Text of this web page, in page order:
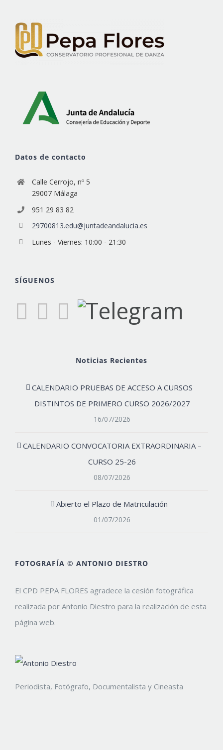
Datos de contacto
Calle Cerrojo, nº 5
29007 Málaga
951 29 83 82
29700813.edu@juntadeandalucia.es
Lunes - Viernes: 10:00 - 21:30
SÍGUENOS
Noticias Recientes
CALENDARIO PRUEBAS DE ACCESO A CURSOS
DISTINTOS DE PRIMERO CURSO 2026/2027
16/07/2026
CALENDARIO CONVOCATORIA EXTRAORDINARIA –
CURSO 25-26
08/07/2026
Abierto el Plazo de Matriculación
01/07/2026
FOTOGRAFÍA © ANTONIO DIESTRO
El CPD PEPA FLORES agradece la cesión fotográfica
realizada por Antonio Diestro para la realización de esta
página web.
Periodista, Fotógrafo, Documentalista y Cineasta